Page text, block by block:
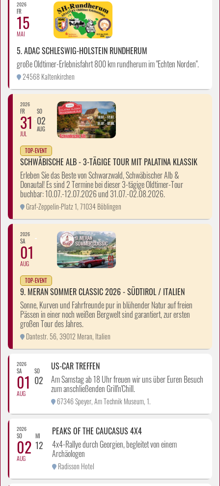
2026
FR
15
MAI
5. ADAC SCHLESWIG-HOLSTEIN RUNDHERUM
große Oldtimer-Erlebnisfahrt 800 km rundherum im "Echten Norden".
24568 Kaltenkirchen
2026
FR
31
JUL
SO
02
AUG
TOP-EVENT
SCHWÄBISCHE ALB - 3-TÄGIGE TOUR MIT PALATINA KLASSIK
Erleben Sie das Beste von Schwarzwald, Schwäbischer Alb &
Donautal! Es sind 2 Termine bei dieser 3-tägige Oldtimer-Tour
buchbar: 10.07.-12.07.2026 und 31.07.-02.08.2026.
Graf-Zeppelin-Platz 1, 71034 Böblingen
2026
SA
01
AUG
TOP-EVENT
9. MERAN SOMMER CLASSIC 2026 - SÜDTIROL / ITALIEN
Sonne, Kurven und Fahrfreunde pur in blühender Natur auf freien
Pässen in einer noch weißen Bergwelt sind garantiert, zur ersten
großen Tour des Jahres.
Dantestr. 56, 39012 Meran, Italien
2026
SA
01
AUG
SO
02
US-CAR TREFFEN
Am Samstag ab 18 Uhr freuen wir uns über Euren Besuch
zum anschließenden Grill'n'Chill.
67346 Speyer, Am Technik Museum, 1.
2026
SO
02
AUG
MI
12
PEAKS OF THE CAUCASUS 4X4
4x4-Rallye durch Georgien, begleitet von einem
Archäologen
Radisson Hotel